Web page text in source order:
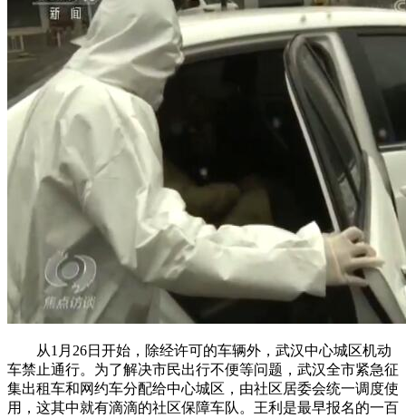
从1月26日开始，除经许可的车辆外，武汉中心城区机动
车禁止通行。为了解决市民出行不便等问题，武汉全市紧急征
集出租车和网约车分配给中心城区，由社区居委会统一调度使
用，这其中就有滴滴的社区保障车队。王利是最早报名的一百